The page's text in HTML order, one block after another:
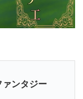
ンタジー